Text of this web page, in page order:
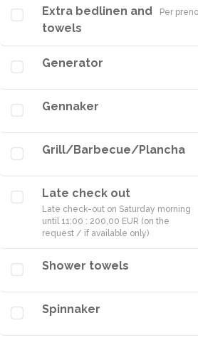
Extra bedlinen and
towels
Per
Generator
Gennaker
Grill/Barbecue/Plancha
Late check out
Late check-out on Saturday morning
until 11:00 : 200,00 EUR (on the
request / if available only)
Shower towels
Spinnaker